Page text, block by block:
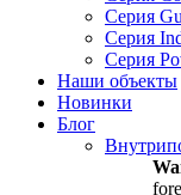
Серия
Серия
Серия
Наши объекты
Новинки
Блог